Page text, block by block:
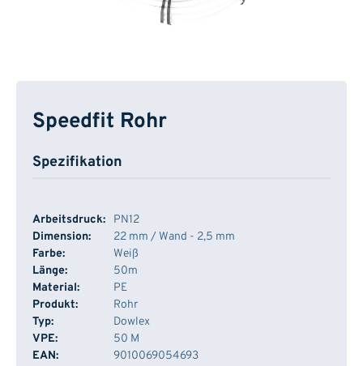
Speedfit Rohr
Spezifikation
Arbeitsdruck:
PN12
Dimension:
22 mm / Wand - 2,5 mm
Farbe:
Weiß
Länge:
50m
Material:
PE
Produkt:
Rohr
Typ:
Dowlex
VPE:
50 M
EAN:
9010069054693